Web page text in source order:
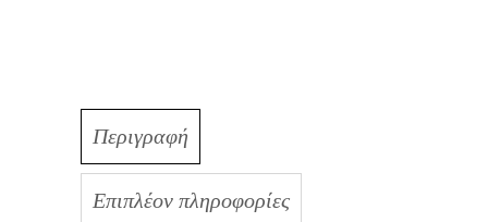
Περιγραφή
Επιπλέον πληροφορίες